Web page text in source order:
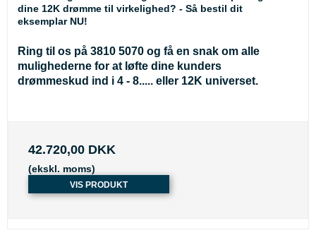
dine 12K drømme til virkelighed? - Så bestil dit
eksemplar NU!
Ring til os på 3810 5070 og få en snak om alle
mulighederne for at løfte dine kunders
drømmeskud ind i 4 - 8..... eller 12K universet.
42.720,00 DKK
(ekskl. moms)
VIS PRODUKT